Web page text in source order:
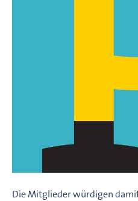
Die Mitglieder würdigen